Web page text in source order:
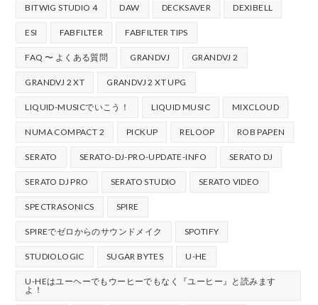
BITWIG STUDIO 4 DAW DECKSAVER DEXIBELL
ESI FABFILTER FABFILTER TIPS
FAQ 〜 よくある質問 GRANDVJ GRANDVJ 2
GRANDVJ 2 XT GRANDVJ 2 XT UPG
LIQUID-MUSICでいこう！ LIQUID MUSIC MIXCLOUD
NUMA COMPACT 2 PICKUP RELOOP ROB PAPEN
SERATO SERATO-DJ-PRO-UPDATE-INFO SERATO DJ
SERATO DJ PRO SERATO STUDIO SERATO VIDEO
SPECTRASONICS SPIRE
SPIREでゼロからのサウンドメイク SPOTIFY
STUDIOLOGIC SUGAR BYTES U-HE
U-HEはユーヘーでもウーヒーでもなく『ユーヒー』と読みます
よ！